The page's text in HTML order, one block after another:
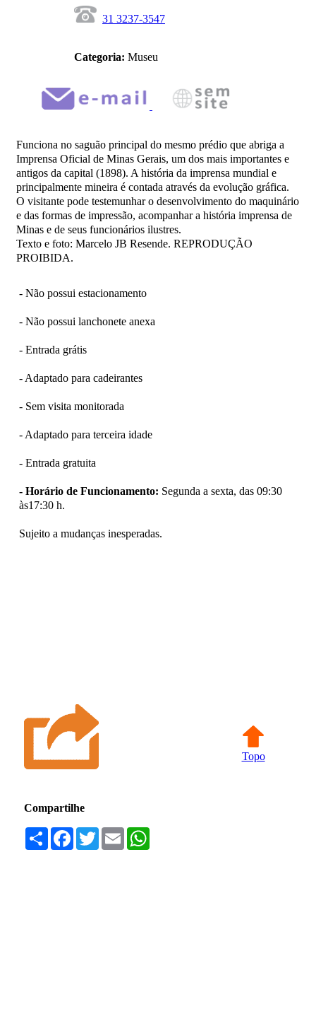
31 3237-3547
Categoria: Museu
Funciona no saguão principal do mesmo prédio que abriga a
Imprensa Oficial de Minas Gerais, um dos mais importantes e
antigos da capital (1898). A história da imprensa mundial e
principalmente mineira é contada através da evolução gráfica.
O visitante pode testemunhar o desenvolvimento do maquinário
e das formas de impressão, acompanhar a história imprensa de
Minas e de seus funcionários ilustres.
Texto e foto: Marcelo JB Resende. REPRODUÇÃO
PROIBIDA.
- Não possui estacionamento
- Não possui lanchonete anexa
- Entrada grátis
- Adaptado para cadeirantes
- Sem visita monitorada
- Adaptado para terceira idade
- Entrada gratuita
- Horário de Funcionamento: Segunda a sexta, das 09:30
às17:30 h.
Sujeito a mudanças inesperadas.
Topo
Compartilhe
Compartilhar
Facebook
TwitterEmail